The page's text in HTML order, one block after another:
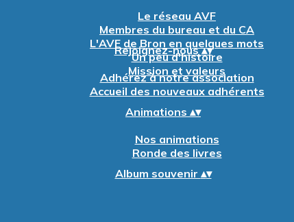
Le réseau AVF
Membres du bureau et du CA
L'AVF de Bron en quelques mots
Un peu d'histoire
Mission et valeurs
Rejoignez-nous▴▾
Adhérez à notre association
Accueil des nouveaux adhérents
Animations ▴▾
Nos animations
Ronde des livres
Album souvenir ▴▾